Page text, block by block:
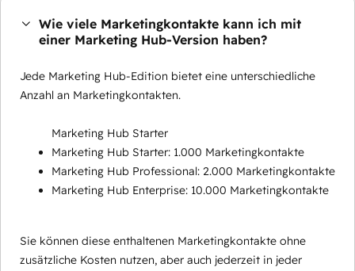
Wie viele Marketingkontakte kann ich mit
einer Marketing Hub-Version haben?
Jede Marketing Hub-Edition bietet eine unterschiedliche
Anzahl an Marketingkontakten.
Marketing Hub Starter
Marketing Hub Starter: 1.000 Marketingkontakte
Marketing Hub Professional: 2.000 Marketingkontakte
Marketing Hub Enterprise: 10.000 Marketingkontakte
Sie können diese enthaltenen Marketingkontakte ohne
zusätzliche Kosten nutzen, aber auch jederzeit in jeder